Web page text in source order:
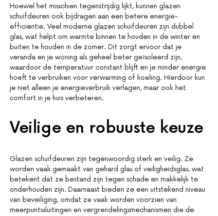
Hoewel het misschien tegenstrijdig lijkt, kunnen glazen
schuifdeuren ook bijdragen aan een betere energie-
efficiëntie. Veel moderne glazen schuifdeuren zijn dubbel
glas, wat helpt om warmte binnen te houden in de winter en
buiten te houden in de zomer. Dit zorgt ervoor dat je
veranda en je woning als geheel beter geïsoleerd zijn,
waardoor de temperatuur constant blijft en je minder energie
hoeft te verbruiken voor verwarming of koeling. Hierdoor kun
je niet alleen je energieverbruik verlagen, maar ook het
comfort in je huis verbeteren.
Veilige en robuuste keuze
Glazen schuifdeuren zijn tegenwoordig sterk en veilig. Ze
worden vaak gemaakt van gehard glas of veiligheidsglas, wat
betekent dat ze bestand zijn tegen schade en makkelijk te
onderhouden zijn. Daarnaast bieden ze een uitstekend niveau
van beveiliging, omdat ze vaak worden voorzien van
meerpuntssluitingen en vergrendelingsmechanismen die de